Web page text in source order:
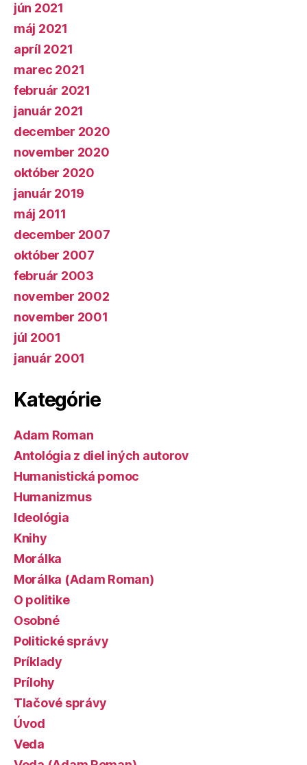
jún 2021
máj 2021
apríl 2021
marec 2021
február 2021
január 2021
december 2020
november 2020
október 2020
január 2019
máj 2011
december 2007
október 2007
február 2003
november 2002
november 2001
júl 2001
január 2001
Kategórie
Adam Roman
Antológia z diel iných autorov
Humanistická pomoc
Humanizmus
Ideológia
Knihy
Morálka
Morálka (Adam Roman)
O politike
Osobné
Politické správy
Príklady
Prílohy
Tlačové správy
Úvod
Veda